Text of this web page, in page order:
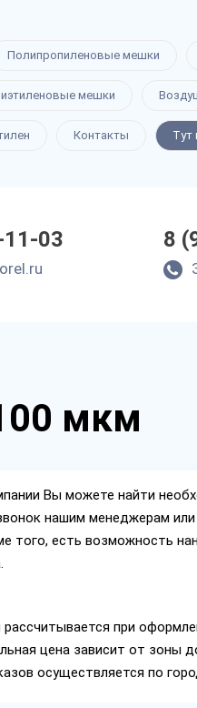
Полипропиленовые мешки
мешки
Контакты Тут
03 8
мкм
Вы можете найти
нашим менеджерам
того, есть возможность
при
цена зависит от зоны
осуществляется по